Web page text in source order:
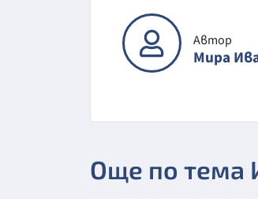
Автор
Мира
Още по тема